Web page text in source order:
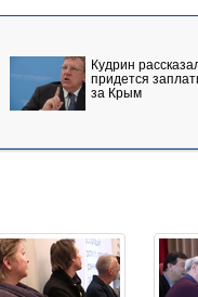
Кудрин
придется
за Крым